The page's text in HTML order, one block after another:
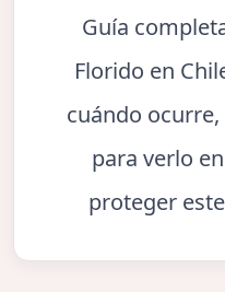
Guía
Florido en
cuándo
para verlo
proteger